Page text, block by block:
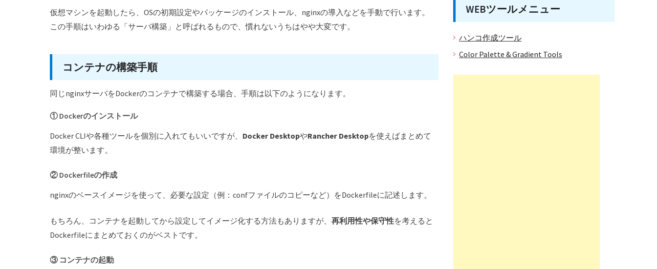
仮想マシンを起動したら、OSの初期設定やパッケージのインストール、nginxの導入などを手動で行います。
この手順はいわゆる「サーバ構築」と呼ばれるもので、慣れないうちはやや大変です。
コンテナの構築手順
同じnginxサーバをDockerのコンテナで構築する場合、手順は以下のようになります。
① Dockerのインストール
Docker CLIや各種ツールを個別に入れてもいいですが、 Docker DesktopやRancher Desktopを使えばまとめて
環境が整います。
② Dockerfileの作成
nginxのベースイメージを使って、必要な設定（例：confファイルのコピーなど）をDockerfileに記述します。
もちろん、コンテナを起動してから設定してイメージ化する方法もありますが、 再利用性や保守性を考えると
Dockerfileにまとめておくのがベストです。
③ コンテナの起動
WEBツールメニュー
ハンコ作成ツール
Color Palette & Gradient Tools